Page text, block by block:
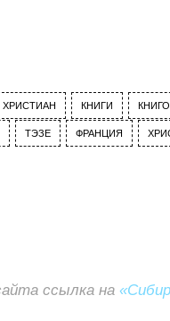
КНИГИ
ТЭЗЕ ФРАНЦИЯ
ссылка на